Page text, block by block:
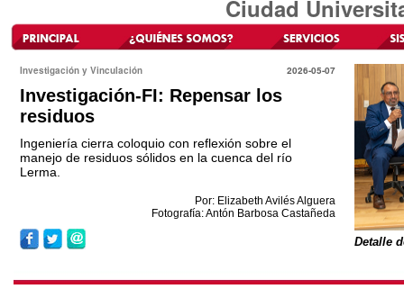
Ciudad
Investigación y Vinculación 2026-05-07
Investigación-FI: Repensar los
residuos
Ingeniería cierra coloquio con reflexión sobre el
manejo de residuos sólidos en la cuenca del río
Lerma.
Por: Elizabeth Avilés Alguera
Fotografía: Antón Barbosa Castañeda
Detalle